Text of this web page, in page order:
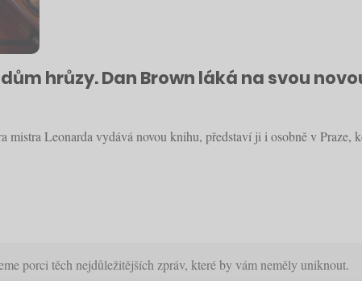
hrůzy. Dan Brown láká na svou
Leonarda vydává novou knihu, představí ji i osobně v Praze,
porci těch nejdůležitějších zpráv, které by vám neměly uniknout.